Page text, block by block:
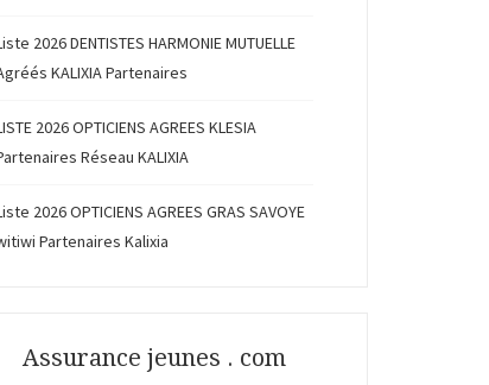
2026 DENTISTES HARMONIE MUTUELLE
KALIXIA Partenaires
2026 OPTICIENS AGREES KLESIA
Réseau KALIXIA
2026 OPTICIENS AGREES GRAS SAVOYE
Partenaires Kalixia
Assurance jeunes . com